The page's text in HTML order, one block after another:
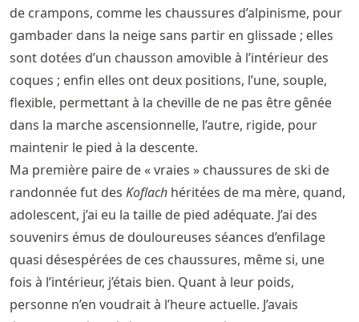
de crampons, comme les chaussures d’alpinisme, pour
gambader dans la neige sans partir en glissade ; elles
sont dotées d’un chausson amovible à l’intérieur des
coques ; enfin elles ont deux positions, l’une, souple,
flexible, permettant à la cheville de ne pas être gênée
dans la marche ascensionnelle, l’autre, rigide, pour
maintenir le pied à la descente.
Ma première paire de « vraies » chaussures de ski de
randonnée fut des Koflach héritées de ma mère, quand,
adolescent, j’ai eu la taille de pied adéquate. J’ai des
souvenirs émus de douloureuses séances d’enfilage
quasi désespérées de ces chaussures, même si, une
fois à l’intérieur, j’étais bien. Quant à leur poids,
personne n’en voudrait à l’heure actuelle. J’avais